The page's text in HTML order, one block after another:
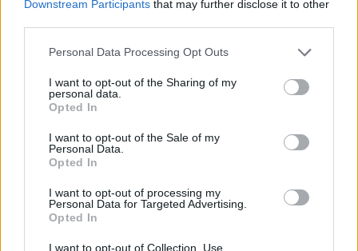
Downstream Participants that may further disclose it to other
Please note that this website/app uses one or more Google
not limited to your visit or usage behaviour. You may click to
grant or deny consent to Google and its third-party tags to
use your data for below specified purposes in below Google
consent section.
Personal Data Processing Opt Outs
I want to opt-out of the Sharing of my
personal data.
Opted In
I want to opt-out of the Sale of my
Personal Data.
Opted In
I want to opt-out of processing my
Personal Data for Targeted Advertising.
Opted In
I want to opt-out of Collection, Use,
Rūgts! Latvijā slavenākais japānis Masaki
mijis gredzenus ar mīļoto – kāzās
izskanēja arī īpaši skaista latviešu
dziesma
apmeklējuma klients brīdina citus
autovadītājus neuzkāpt uz tā paša
grābekļa
Lasīt citas ziņas